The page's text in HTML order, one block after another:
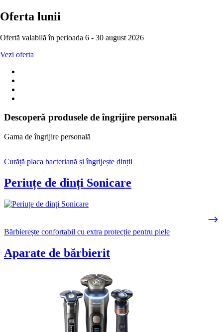
Oferta lunii
Ofertă valabilă în perioada 6 - 30 august 2026
Vezi oferta
Descoperă produsele de îngrijire personală
Gama de îngrijire personală
Curăță placa bacteriană și îngrijește dinții
Periuțe de dinți Sonicare
Bărbierește confortabil cu extra protecție pentru piele
Aparate de bărbierit